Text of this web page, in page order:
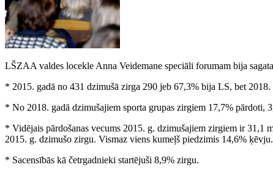
LŠZAA valdes locekle Anna Veidemane speciāli forumam bija
* 2015. gadā no 431 dzimušā zirga 290 jeb 67,3% bija LS, bet
* No 2018. gadā dzimušajiem sporta grupas zirgiem 17,7% pārdoti,
* Vidējais pārdošanas vecums 2015. g. dzimušajiem zirgiem ir 31,1
2015. g. dzimušo zirgu. Vismaz viens kumeļš piedzimis 14,6% ķēvju.
* Sacensībās kā četrgadnieki startējuši 8,9% zirgu.